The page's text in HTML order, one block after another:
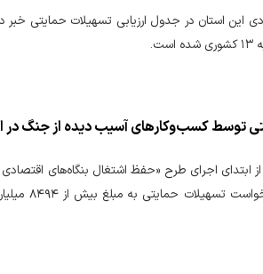
این استان در جدول ارزیابی تسهیلات حمایتی خبر
ابتدای اجرای طرح «حفظ اشتغال بنگاه‌های
آوری